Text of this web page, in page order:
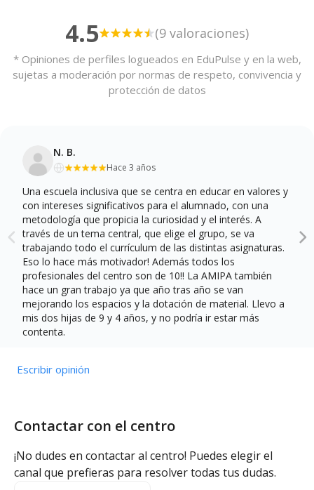
4.5 (9 valoraciones)
* Opiniones de perfiles logueados en EduPulse y en la web,
sujetas a moderación por normas de respeto, convivencia y
protección de datos
N. B.
Hace 3 años
Una escuela inclusiva que se centra en educar en valores y
con intereses significativos para el alumnado, con una
metodología que propicia la curiosidad y el interés. A
través de un tema central, que elige el grupo, se va
trabajando todo el currículum de las distintas asignaturas.
Eso lo hace más motivador! Además todos los
profesionales del centro son de 10!! La AMIPA también
hace un gran trabajo ya que año tras año se van
mejorando los espacios y la dotación de material. Llevo a
mis dos hijas de 9 y 4 años, y no podría ir estar más
contenta.
Escribir opinión
Contactar con el centro
¡No dudes en contactar al centro! Puedes elegir el
canal que prefieras para resolver todas tus dudas.